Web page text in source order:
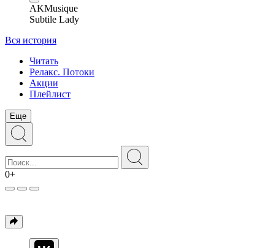
AKMusique
Subtile Lady
Вся история
Читать
Релакс. Потоки
Акции
Плейлист
Еще
0+